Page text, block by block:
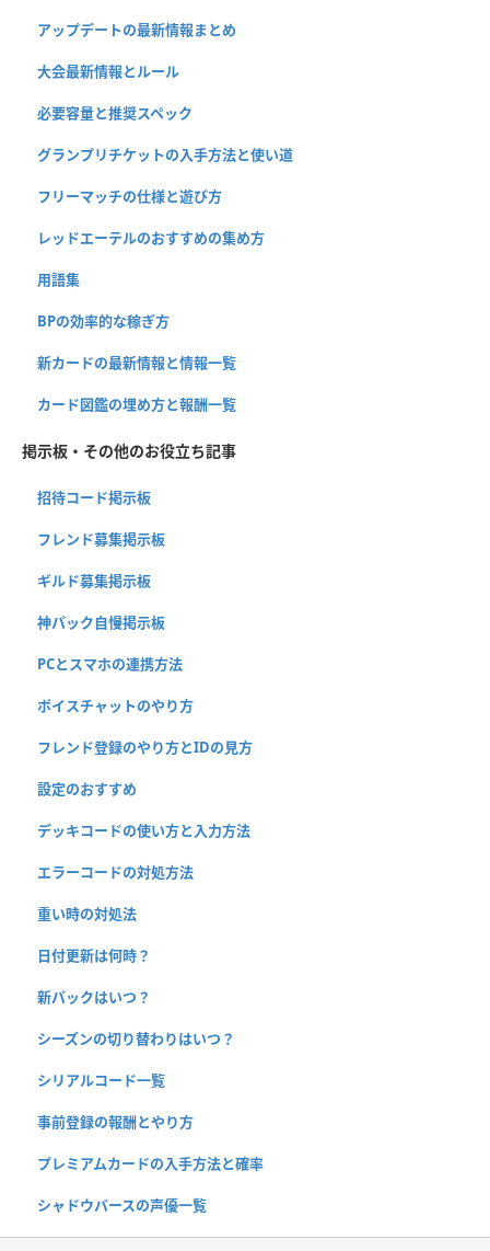
アップデートの最新情報まとめ
大会最新情報とルール
必要容量と推奨スペック
グランプリチケットの入手方法と使い道
フリーマッチの仕様と遊び方
レッドエーテルのおすすめの集め方
用語集
BPの効率的な稼ぎ方
新カードの最新情報と情報一覧
カード図鑑の埋め方と報酬一覧
掲示板・その他のお役立ち記事
招待コード掲示板
フレンド募集掲示板
ギルド募集掲示板
神パック自慢掲示板
PCとスマホの連携方法
ボイスチャットのやり方
フレンド登録のやり方とIDの見方
設定のおすすめ
デッキコードの使い方と入力方法
エラーコードの対処方法
重い時の対処法
日付更新は何時？
新パックはいつ？
シーズンの切り替わりはいつ？
シリアルコード一覧
事前登録の報酬とやり方
プレミアムカードの入手方法と確率
シャドウバースの声優一覧